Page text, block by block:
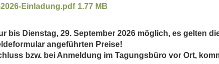
Einladung.pdf 1.77 MB
bis Dienstag, 29. September 2026 möglich, es gelten
angeführten Preise!
bzw. bei Anmeldung im Tagungsbüro vor Ort,